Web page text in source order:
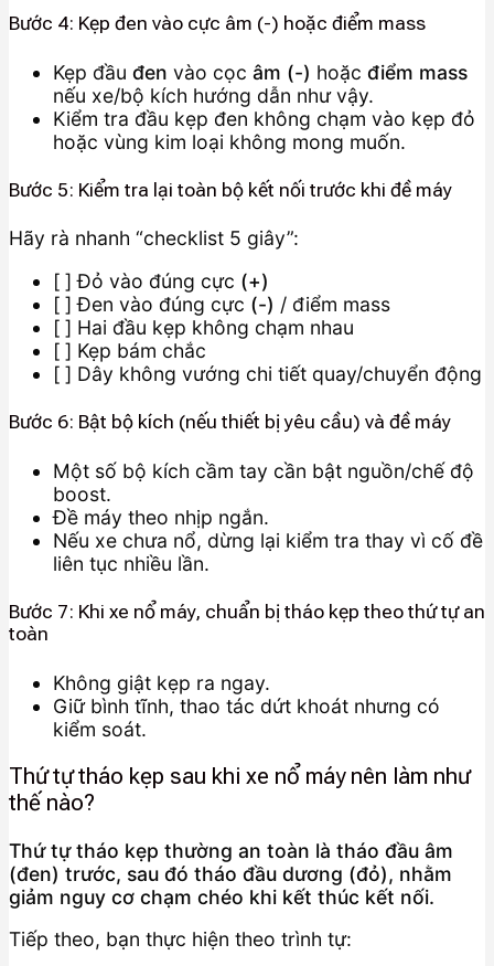
Bước 4: Kẹp đen vào cực âm (-) hoặc điểm mass
Kẹp đầu đen vào cọc âm (-) hoặc điểm mass
nếu xe/bộ kích hướng dẫn như vậy.
Kiểm tra đầu kẹp đen không chạm vào kẹp đỏ
hoặc vùng kim loại không mong muốn.
Bước 5: Kiểm tra lại toàn bộ kết nối trước khi đề máy
Hãy rà nhanh “checklist 5 giây”:
[ ] Đỏ vào đúng cực (+)
[ ] Đen vào đúng cực (-) / điểm mass
[ ] Hai đầu kẹp không chạm nhau
[ ] Kẹp bám chắc
[ ] Dây không vướng chi tiết quay/chuyển động
Bước 6: Bật bộ kích (nếu thiết bị yêu cầu) và đề máy
Một số bộ kích cầm tay cần bật nguồn/chế độ
boost.
Đề máy theo nhịp ngắn.
Nếu xe chưa nổ, dừng lại kiểm tra thay vì cố đề
liên tục nhiều lần.
Bước 7: Khi xe nổ máy, chuẩn bị tháo kẹp theo thứ tự an
toàn
Không giật kẹp ra ngay.
Giữ bình tĩnh, thao tác dứt khoát nhưng có
kiểm soát.
Thứ tự tháo kẹp sau khi xe nổ máy nên làm như
thế nào?
Thứ tự tháo kẹp thường an toàn là tháo đầu âm
(đen) trước, sau đó tháo đầu dương (đỏ), nhằm
giảm nguy cơ chạm chéo khi kết thúc kết nối.
Tiếp theo, bạn thực hiện theo trình tự: